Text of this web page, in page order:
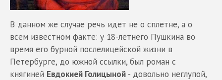
В данном же случае речь идет не о сплетне, а о
всем известном факте: у 18-летнего Пушкина во
время его бурной послелицейской жизни в
Петербурге, до южной ссылки, был роман с
княгиней Евдокией Голицыной - довольно неглупой,